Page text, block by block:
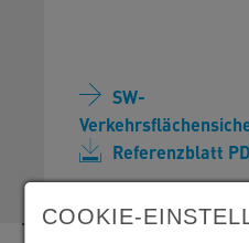
SW-
Referenzblatt
COOKIE-